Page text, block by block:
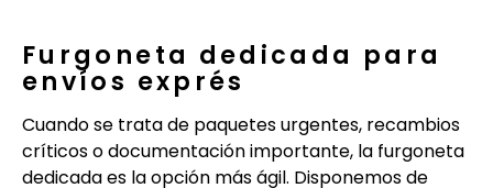
Furgoneta dedicada para
envíos exprés
Cuando se trata de paquetes urgentes, recambios
críticos o documentación importante, la furgoneta
dedicada es la opción más ágil. Disponemos de